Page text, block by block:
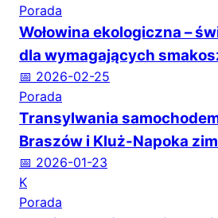
Porada
Wołowina ekologiczna –
dla wymagających
📅 2026-02-25
Porada
Transylwania
Braszów i Kluż-Napoka
📅 2026-01-23
K
Porada